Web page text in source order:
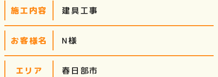
施工内容 建具工事
お客様名 N様
エリア 春日部市